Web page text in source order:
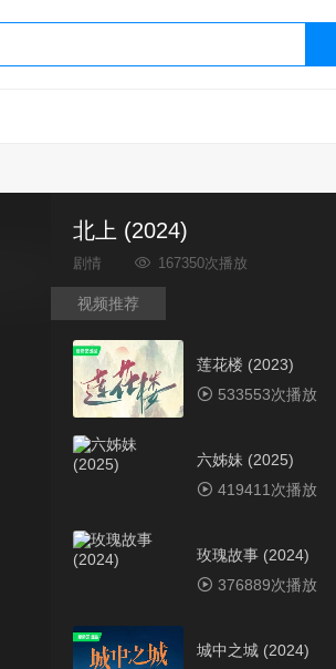
北上 (2024)
剧情 167350次播放
视频推荐
莲花楼 (2023)
533553次播放
六姊妹 (2025)
419411次播放
玫瑰故事 (2024)
376889次播放
城中之城 (2024)